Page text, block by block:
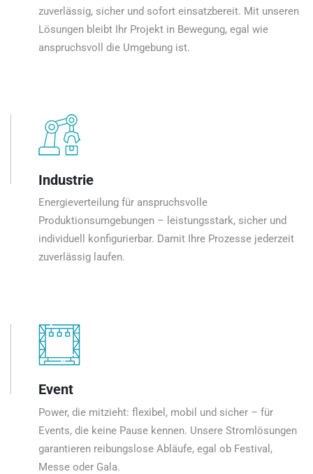
zuverlässig, sicher und sofort einsatzbereit. Mit unseren
Lösungen bleibt Ihr Projekt in Bewegung, egal wie
anspruchsvoll die Umgebung ist.
Industrie
Energieverteilung für anspruchsvolle
Produktionsumgebungen – leistungsstark, sicher und
individuell konfigurierbar. Damit Ihre Prozesse jederzeit
zuverlässig laufen.
Event
Power, die mitzieht: flexibel, mobil und sicher – für
Events, die keine Pause kennen. Unsere Stromlösungen
garantieren reibungslose Abläufe, egal ob Festival,
Messe oder Gala.